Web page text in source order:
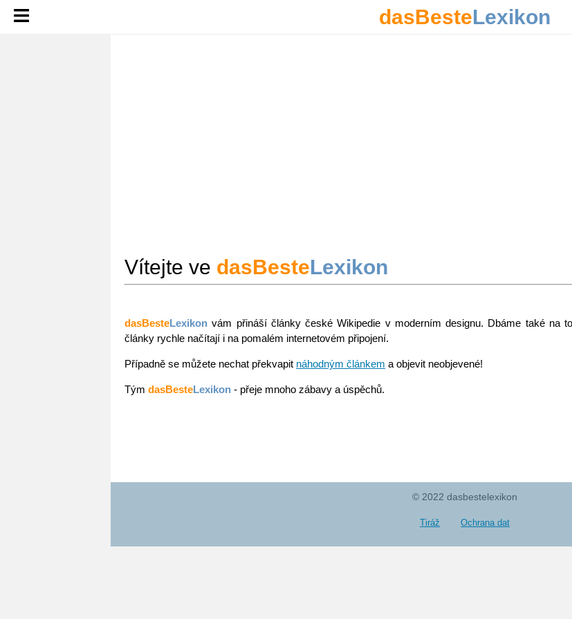
dasBesteLexikon
Vítejte ve dasBesteLexikon
dasBesteLexikon vám přináší články české Wikipedie v moderním designu. Dbáme také na
články rychle načítají i na pomalém internetovém připojení.
Případně se můžete nechat překvapit náhodným článkem a objevit neobjevené!
Tým dasBesteLexikon - přeje mnoho zábavy a úspěchů.
© 2022 dasbestelexikon
Tiráž Ochrana dat